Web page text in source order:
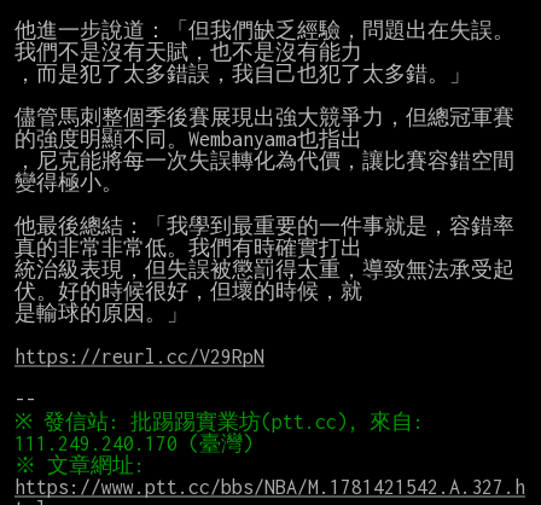
他進一步說道：「但我們缺乏經驗，問題出在失誤。
我們不是沒有天賦，也不是沒有能力
，而是犯了太多錯誤，我自己也犯了太多錯。」
儘管馬刺整個季後賽展現出強大競爭力，但總冠軍賽
的強度明顯不同。Wembanyama也指出
，尼克能將每一次失誤轉化為代價，讓比賽容錯空間
變得極小。
他最後總結：「我學到最重要的一件事就是，容錯率
真的非常非常低。我們有時確實打出
統治級表現，但失誤被懲罰得太重，導致無法承受起
伏。好的時候很好，但壞的時候，就
是輸球的原因。」
https://reurl.cc/V29RpN
※ 發信站: 批踢踢實業坊(ptt.cc), 來自:
https://www.ptt.cc/bbs/NBA/M.1781421542.A.327.h